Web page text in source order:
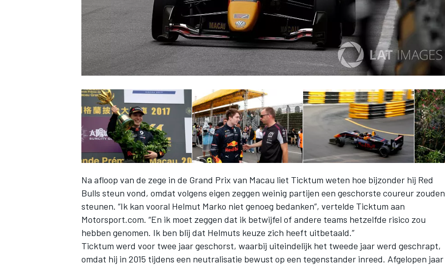
WEC DTM
Na afloop van de zege in de Grand Prix van Macau liet Ticktum weten hoe bijzonder hij Red
Bulls steun vond, omdat volgens eigen zeggen weinig partijen een geschorste coureur zouden
steunen. “Ik kan vooral Helmut Marko niet genoeg bedanken”, vertelde Ticktum aan
Motorsport.com. “En ik moet zeggen dat ik betwijfel of andere teams hetzelfde risico zou
hebben genomen. Ik ben blij dat Helmuts keuze zich heeft uitbetaald.”
Ticktum werd voor twee jaar geschorst, waarbij uiteindelijk het tweede jaar werd geschrapt,
omdat hij in 2015 tijdens een neutralisatie bewust op een tegenstander inreed. Afgelopen jaar